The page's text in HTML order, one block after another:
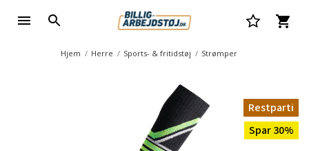
Hjem Herre Sports- & fritidstøj Strømper
Restparti
Spar 30%